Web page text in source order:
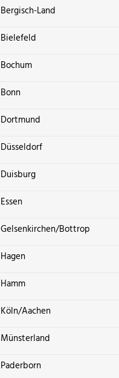
Bergisch-Land
Bielefeld
Bochum
Bonn
Dortmund
Düsseldorf
Duisburg
Essen
Gelsenkirchen/Bottrop
Hagen
Hamm
Köln/Aachen
Münsterland
Paderborn